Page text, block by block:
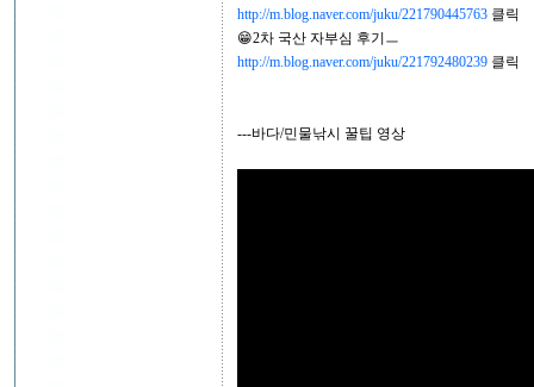
http://m.blog.naver.com/juku/221790445763 클릭
😁2차 국산 자부심 후기ㅡ
http://m.blog.naver.com/juku/221792480239 클릭
---바다/민물낚시 꿀팁 영상